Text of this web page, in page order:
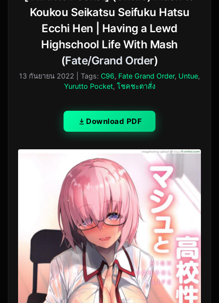
Koukou Seikatsu Seifuku Hatsu
Ecchi Hen | Having a Lewd
Highschool Life With Mash
(Fate/Grand Order)
13 กันยายน 2022 | Tags: C96, Fate Grand Order, Untue,
Yurutto Pocket, โชคชะตาสั่ง
Download PDF